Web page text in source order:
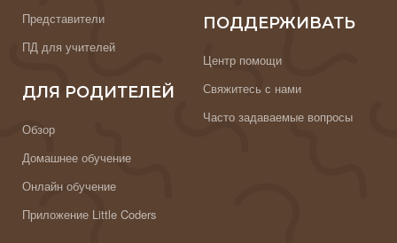
Представители
ПД для учителей
ДЛЯ РОДИТЕЛЕЙ
Обзор
Домашнее обучение
Онлайн обучение
Приложение Little Coders
ПОДДЕРЖИВАТЬ
Центр помощи
Свяжитесь с нами
Часто задаваемые вопросы